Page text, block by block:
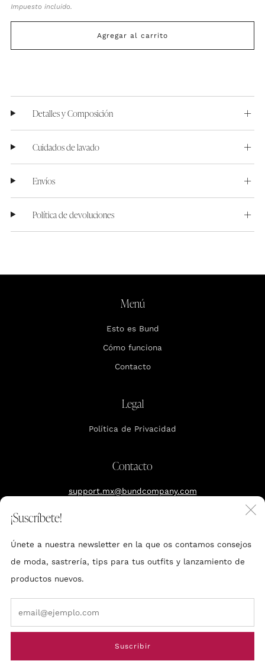
¡Suscríbete!
Únete a nuestra newsletter en la que os contamos consejos
de moda, sastrería, tips para tus outfits y lanzamiento de
productos nuevos.
Suscribir
habitual
Impuesto incluido.
Agregar al carrito
Detalles y Composición
Cuidados de lavado
Envíos
Política de devoluciones
Menú
Esto es Bund
Cómo funciona
Contacto
Legal
Política de Privacidad
Contacto
support.mx@bundcompany.com
Made by BUND